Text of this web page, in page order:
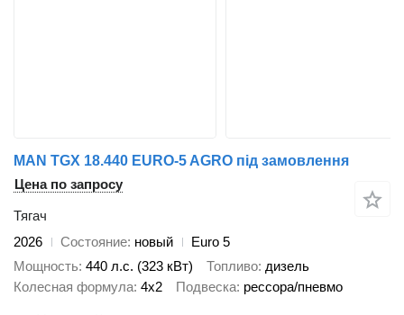
MAN TGX 18.440 EURO-5 AGRO під замовлення
Цена по запросу
Тягач
2026
Состояние новый
Euro 5
Мощность 440 л.с. (323 кВт) Топливо дизель
Колесная формула 4x2 Подвеска рессора/пневмо